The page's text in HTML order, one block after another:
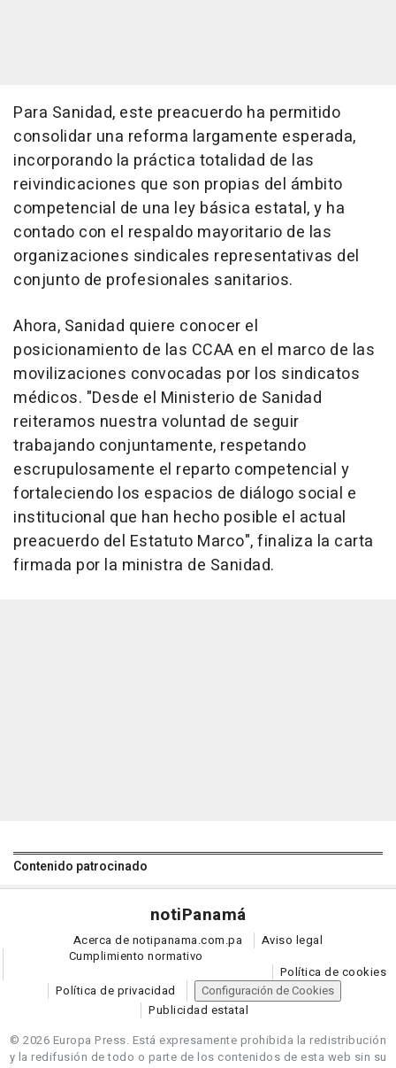
Para Sanidad, este preacuerdo ha permitido
consolidar una reforma largamente esperada,
incorporando la práctica totalidad de las
reivindicaciones que son propias del ámbito
competencial de una ley básica estatal, y ha
contado con el respaldo mayoritario de las
organizaciones sindicales representativas del
conjunto de profesionales sanitarios.
Ahora, Sanidad quiere conocer el
posicionamiento de las CCAA en el marco de las
movilizaciones convocadas por los sindicatos
médicos. "Desde el Ministerio de Sanidad
reiteramos nuestra voluntad de seguir
trabajando conjuntamente, respetando
escrupulosamente el reparto competencial y
fortaleciendo los espacios de diálogo social e
institucional que han hecho posible el actual
preacuerdo del Estatuto Marco", finaliza la carta
firmada por la ministra de Sanidad.
Contenido patrocinado
notiPanamá
Acerca de notipanama.com.pa
Aviso legal
Cumplimiento normativo
Política de cookies
Política de privacidad
Configuración de Cookies
Publicidad estatal
© 2026 Europa Press. Está expresamente prohibida la redistribución
y la redifusión de todo o parte de los contenidos de esta web sin su